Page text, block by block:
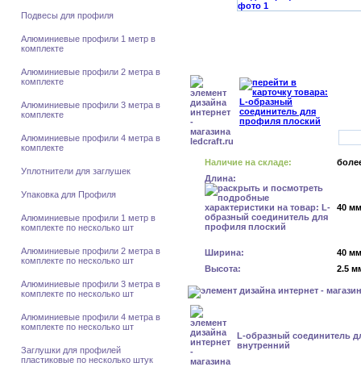
Подвесы для профиля
Алюминиевые профили 1 метр в
комплекте
Алюминиевые профили 2 метра в
комплекте
Алюминиевые профили 3 метра в
комплекте
Алюминиевые профили 4 метра в
комплекте
Уплотнители для заглушек
Упаковка для Профиля
Алюминиевые профили 1 метр в
комплекте по несколько шт
Алюминиевые профили 2 метра в
комплекте по несколько шт
Алюминиевые профили 3 метра в
комплекте по несколько шт
Алюминиевые профили 4 метра в
комплекте по несколько шт
Заглушки для профилей
пластиковые по несколько штук
Наличие на складе:
Длина:
40 мм
Ширина:
40 мм
Высота:
2.5
L-образный соединитель
внутренний